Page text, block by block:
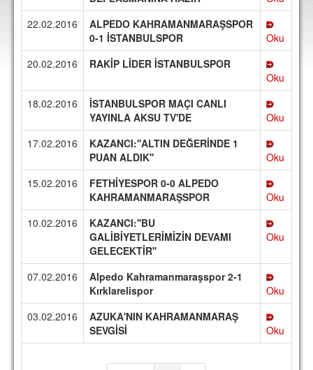
TARAFTAR
BİLETLER
DEPLASMAN
LİSANSLI ÜRÜNLER
MULTİMEDYA
FOTOĞRAF & VİDEOLAR
MARŞ & TEZAHÜRATLAR
AMBLEM
SPOR TESİSLERİ
YÖNETİM KURULU
PERSONEL
SPONSORLAR
22.02.2016
ALPEDO KAHRAMANMARAŞSPOR
0-1 İSTANBULSPOR
Oku
20.02.2016
RAKİP LİDER İSTANBULSPOR
Oku
18.02.2016
İSTANBULSPOR MAÇI CANLI
YAYINLA AKSU TV'DE
Oku
17.02.2016
KAZANCI:''ALTIN DEĞERİNDE 1
PUAN ALDIK''
Oku
15.02.2016
FETHİYESPOR 0-0 ALPEDO
KAHRAMANMARAŞSPOR
Oku
10.02.2016
KAZANCI:''BU
GALİBİYETLERİMİZİN DEVAMI
GELECEKTİR''
Oku
07.02.2016
Alpedo Kahramanmaraşspor 2-1
Kırklarelispor
Oku
03.02.2016
AZUKA'NIN KAHRAMANMARAŞ
SEVGİSİ
Oku